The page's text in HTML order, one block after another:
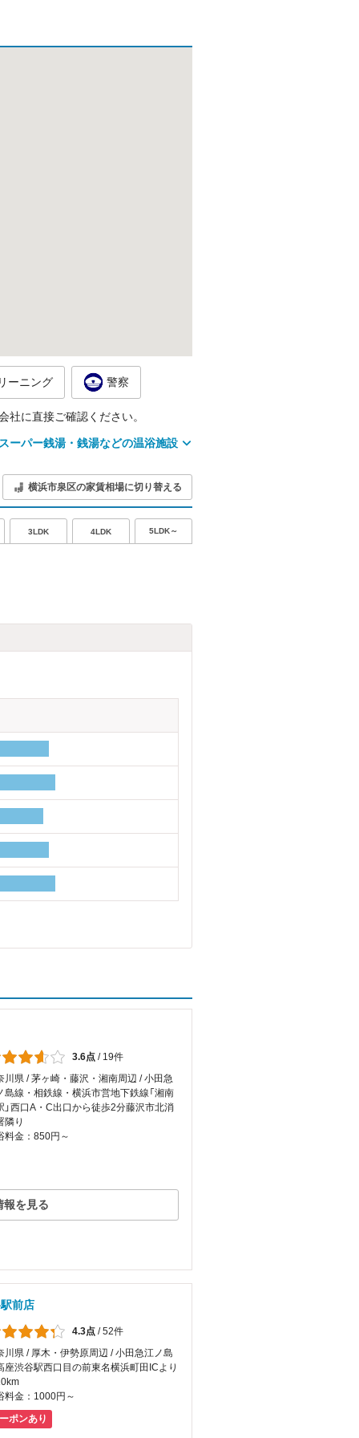
ーニング 警察
に直接ご確認ください。
ーパー銭湯・銭湯などの温浴施設
横浜市泉区の家賃相場に切り替える
3LDK 4LDK 5LDK～
3.6点 / 19件
川県 / 茅ヶ崎・藤沢・湘南周辺 / 小田急
島線・相鉄線・横浜市営地下鉄線「湘南
」西口A・C出口から徒歩2分藤沢市北消
隣り
料金：850円～
報を見る
前店
4.3点 /52件
川県 / 厚木・伊勢原周辺 / 小田急江ノ島
座渋谷駅西口目の前東名横浜町田ICより
料金：1000円～
ポンあり